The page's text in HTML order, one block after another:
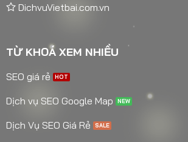
DichvuVietbai.com.vn
TỪ KHOÁ XEM NHIỀU
SEO giá rẻ
Dịch vụ SEO Google Map
Dịch Vụ SEO Giá Rẻ